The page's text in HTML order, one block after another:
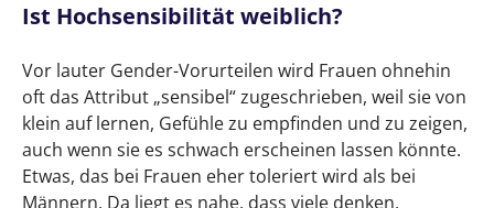
Ist Hochsensibilität weiblich?
Vor lauter Gender-Vorurteilen wird Frauen ohnehin
oft das Attribut „sensibel“ zugeschrieben, weil sie von
klein auf lernen, Gefühle zu empfinden und zu zeigen,
auch wenn sie es schwach erscheinen lassen könnte.
Etwas, das bei Frauen eher toleriert wird als bei
Männern. Da liegt es nahe, dass viele denken,